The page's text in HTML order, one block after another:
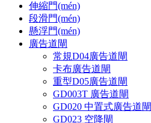
伸縮門(mén)
段滑門(mén)
懸浮門(mén)
廣告道閘
常規D04廣告道閘
卡布廣告道閘
重型D05廣告道閘
GD003T 廣告道閘
GD020 中置式廣告道閘
GD023 空降閘